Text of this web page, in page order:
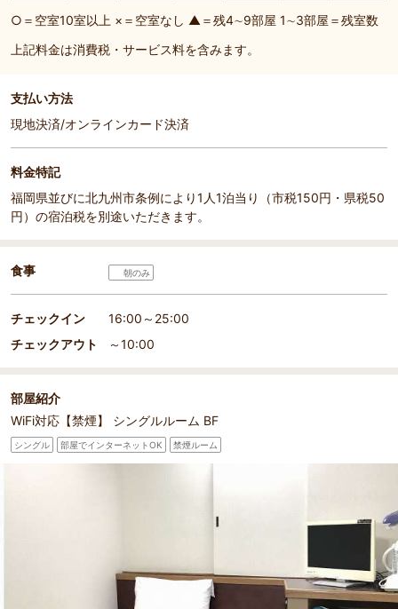
○＝空室10室以上 ×＝空室なし ▲＝残4∼9部屋 1∼3部屋＝残室数
上記料金は消費税・サービス料を含みます。
支払い方法
現地決済/オンラインカード決済
料金特記
福岡県並びに北九州市条例により1人1泊当り（市税150円・県税50
円）の宿泊税を別途いただきます。
食事 朝のみ
チェックイン
16:00～25:00
チェックアウト
～10:00
部屋紹介
WiFi対応【禁煙】 シングルルーム BF
シングル 部屋でインターネットOK 禁煙ルーム